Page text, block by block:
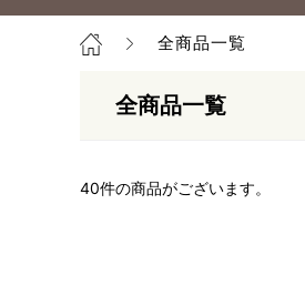
全商品一覧
全商品一覧
40件の商品がございます。